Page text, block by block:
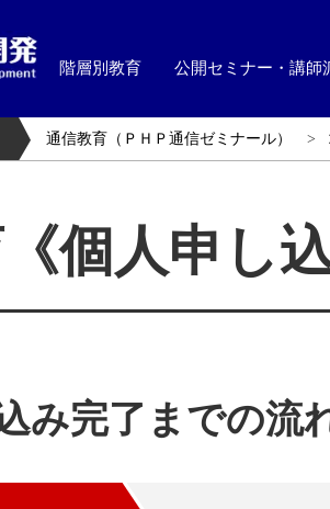
階層別教育 公開セミナー・講師
通信教育（ＰＨＰ通信ゼミナール）
個人申し
み完了までの流